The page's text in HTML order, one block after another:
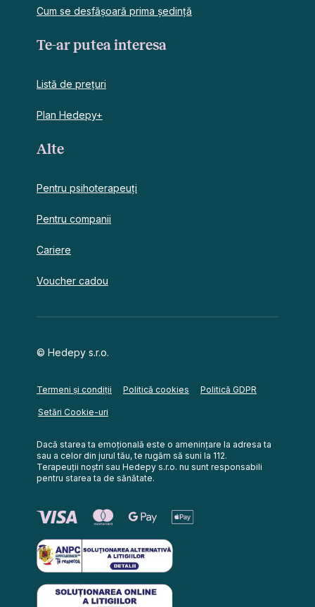
Cum se desfășoară prima ședință
Te-ar putea interesa
Listă de prețuri
Plan Hedepy+
Alte
Pentru psihoterapeuți
Pentru companii
Cariere
Voucher cadou
© Hedepy s.r.o.
Termeni și condiții Politică cookies Politică GDPR
Setări Cookie-uri
Dacă starea ta emoțională este o amenințare la adresa ta
sau a celor din jurul tău, te rugăm să suni la 112.
Terapeuții noștri sau Hedepy s.r.o. nu sunt responsabili
pentru starea ta de sănătate.